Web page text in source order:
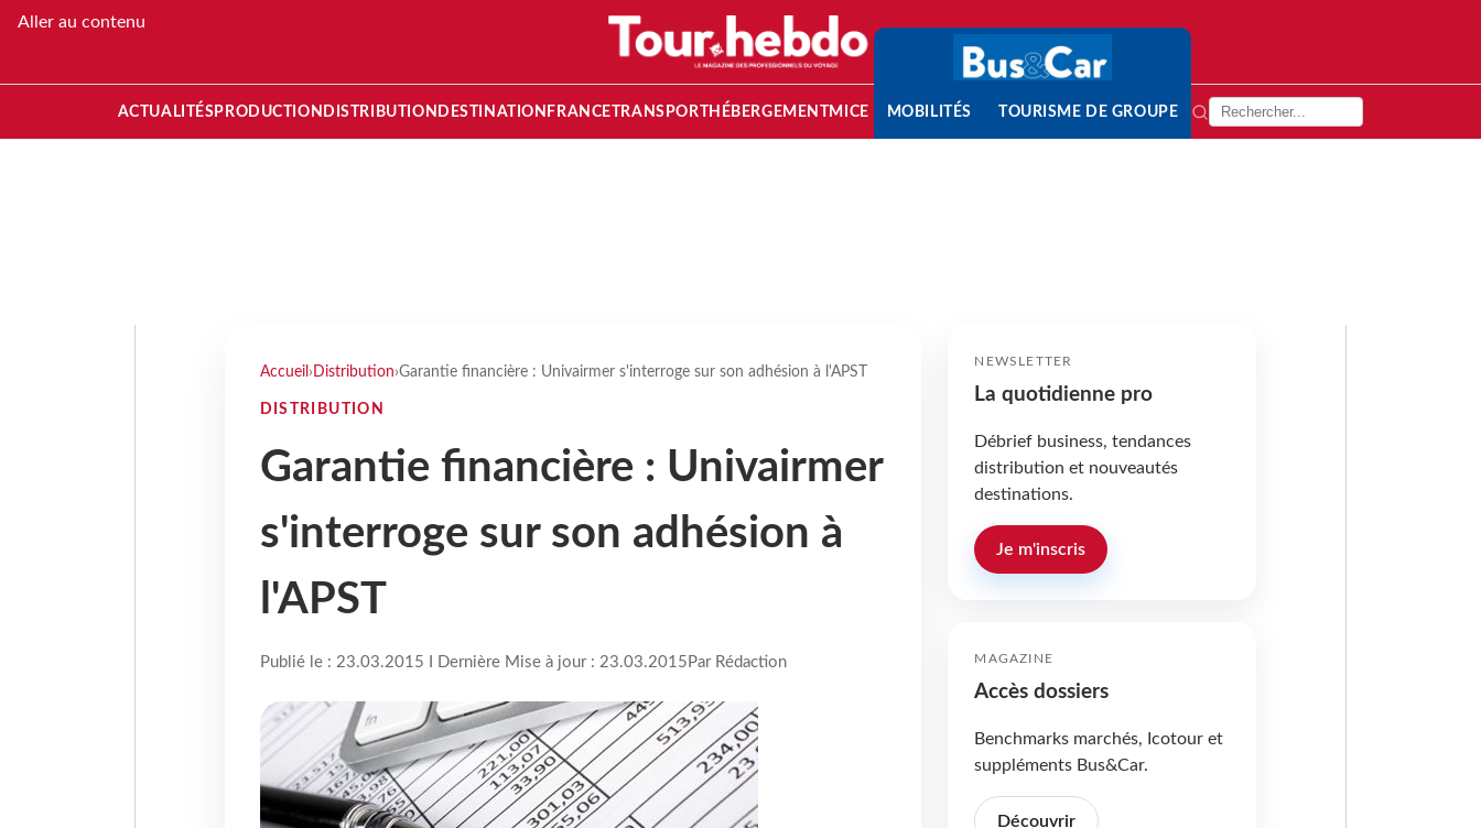
Aller au contenu
ACTUALITÉS PRODUCTION DISTRIBUTION DESTINATION FRANCETRANSPORT HÉBERGEMENTMICE MOBILITÉS TOURISME DE GROUPE
Accueil › Distribution›Garantie financière : Univairmer s'interroge sur son adhésion à l'APST
DISTRIBUTION
Garantie financière : Univairmer
s'interroge sur son adhésion à
l'APST
Publié le : 23.03.2015 I Dernière Mise à jour : 23.03.2015 Par Rédaction
NEWSLETTER
La quotidienne pro
Débrief business, tendances
distribution et nouveautés
destinations.
Je m'inscris
MAGAZINE
Accès dossiers
Benchmarks marchés, Icotour et
suppléments Bus&Car.
Découvrir